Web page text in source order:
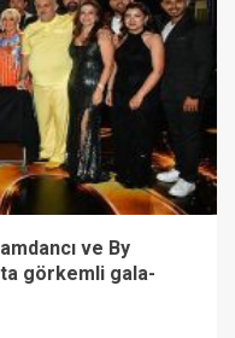
ve By
görkemli gala-